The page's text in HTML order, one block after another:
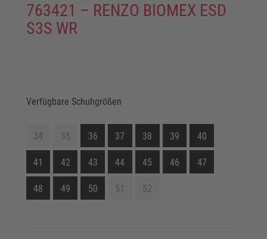
763421 – RENZO BIOMEX ESD
S3S WR
Verfügbare Schuhgrößen
34 35 36 37 38 39 40
41 42 43 44 45 46 47
48 49 50 51 52